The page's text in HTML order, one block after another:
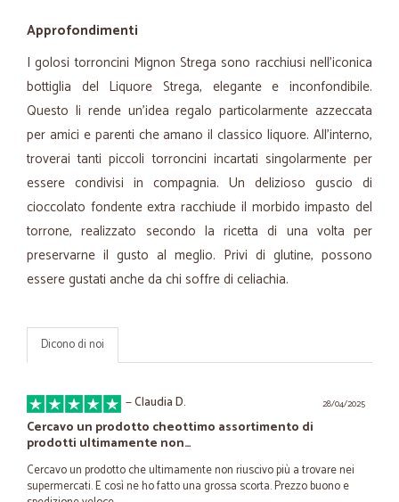
Approfondimenti
I golosi torroncini Mignon Strega sono racchiusi nell'iconica
bottiglia del Liquore Strega, elegante e inconfondibile.
Questo li rende un'idea regalo particolarmente azzeccata
per amici e parenti che amano il classico liquore. All'interno,
troverai tanti piccoli torroncini incartati singolarmente per
essere condivisi in compagnia. Un delizioso guscio di
cioccolato fondente extra racchiude il morbido impasto del
torrone, realizzato secondo la ricetta di una volta per
preservarne il gusto al meglio. Privi di glutine, possono
essere gustati anche da chi soffre di celiachia.
Dicono di noi
28/04/2025
—Claudia D.
Cercavo un prodotto cheottimo assortimento di
prodotti ultimamente non…
Cercavo un prodotto che ultimamente non riuscivo più a trovare nei
supermercati. E così ne ho fatto una grossa scorta. Prezzo buono e